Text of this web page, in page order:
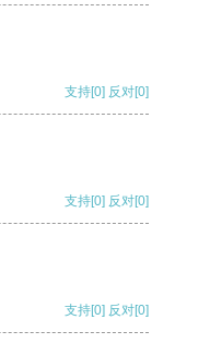
支持[0] 反对[0]
支持[0] 反对[0]
支持[0] 反对[0]